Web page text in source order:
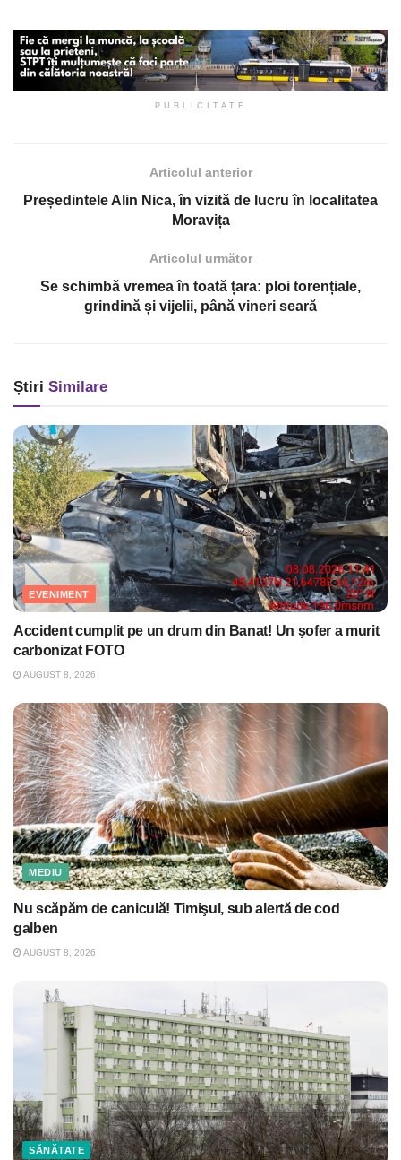
PUBLICITATE
Articolul anterior
Președintele Alin Nica, în vizită de lucru în localitatea
Moravița
Articolul următor
Se schimbă vremea în toată țara: ploi torențiale,
grindină și vijelii, până vineri seară
Știri Similare
EVENIMENT
Accident cumplit pe un drum din Banat! Un şofer a murit
carbonizat FOTO
AUGUST 8, 2026
MEDIU
Nu scăpăm de caniculă! Timişul, sub alertă de cod
galben
AUGUST 8, 2026
SĂNĂTATE